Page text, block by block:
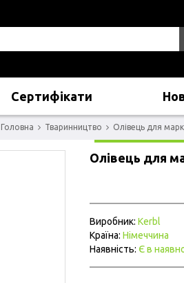
Сертифікати
Головна Тваринництво Олівець для
Олівець для
Виробник: Kerbl
Країна: Німеччина
Наявність: Є в